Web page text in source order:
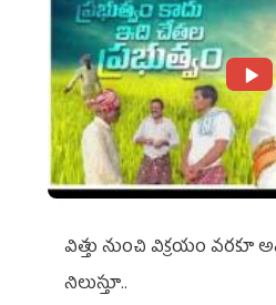
విత్తు నుంచి విక్రయం
నిలుస్తూ..